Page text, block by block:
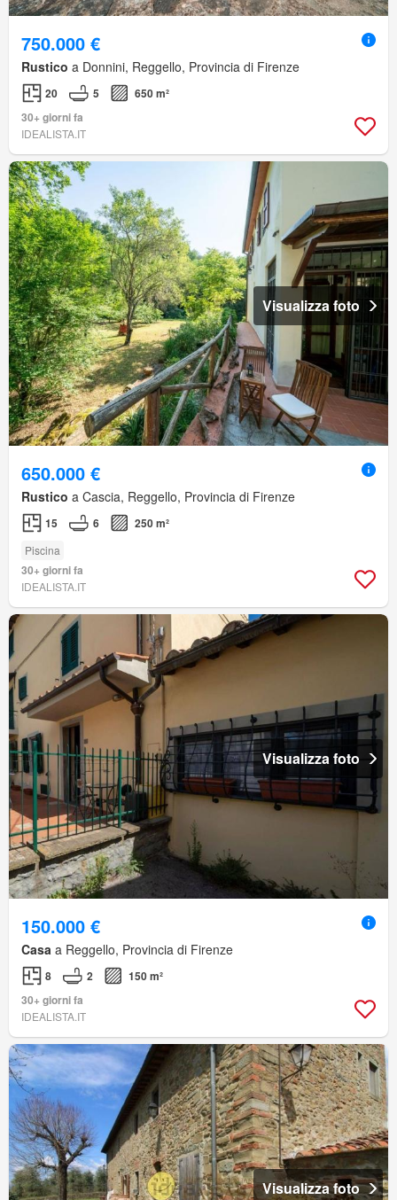
750.000 €
Rustico a Donnini, Reggello, Provincia di Firenze
20 5
650 m²
30+ giorni fa
IDEALISTA.IT
Visualizza foto
650.000 €
Rustico a Cascia, Reggello, Provincia di Firenze
15 6 250 m²
Piscina
30+ giorni fa
IDEALISTA.IT
Visualizza foto
150.000 €
Casa a Reggello, Provincia di Firenze
8 2
150 m²
30+ giorni fa
IDEALISTA.IT
Visualizza foto